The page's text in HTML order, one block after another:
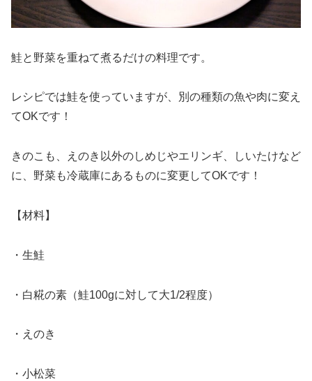
鮭と野菜を重ねて煮るだけの料理です。
レシピでは鮭を使っていますが、別の種類の魚や肉に変え
てOKです！
きのこも、えのき以外のしめじやエリンギ、しいたけなど
に、野菜も冷蔵庫にあるものに変更してOKです！
【材料】
・生鮭
・白糀の素（鮭100gに対して大1/2程度）
・えのき
・小松菜